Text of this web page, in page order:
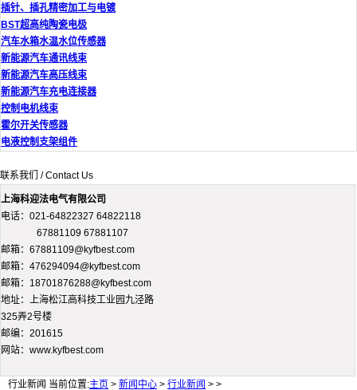
插针、插孔精密加工与电镀
BST超高纯陶瓷电极
汽车水箱水温水位传感器
新能源汽车通讯线束
新能源汽车高压线束
新能源汽车充电连接器
控制电机线束
霍尔开关传感器
电液控制支架组件
联系我们 / Contact Us
上海科迎法电气有限公司
电话：021-64822327 64822118
67881109 67881107
邮箱：67881109@kyfbest.com
邮箱：476294094@kyfbest.com
邮箱：18701876288@kyfbest.com
地址：上海松江高科技工业园九泾路
325弄2号楼
邮编：201615
网站：www.kyfbest.com
行业新闻 当前位置:主页 > 新闻中心 > 行业新闻 > >